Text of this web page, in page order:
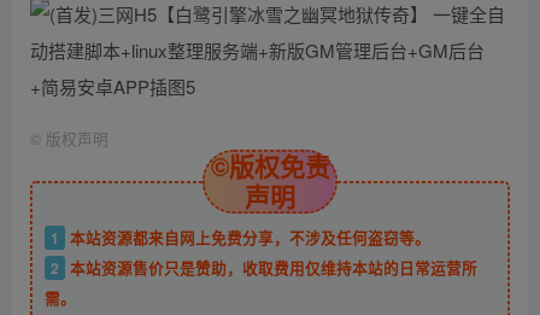
© 版权声明
©版权免责
声明
1
本站资源都来自网上免费分享，不涉及任何盗窃等。
2 本站资源售价只是赞助，收取费用仅维持本站的日常运营所
需。